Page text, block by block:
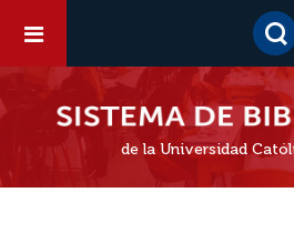
de la Universidad